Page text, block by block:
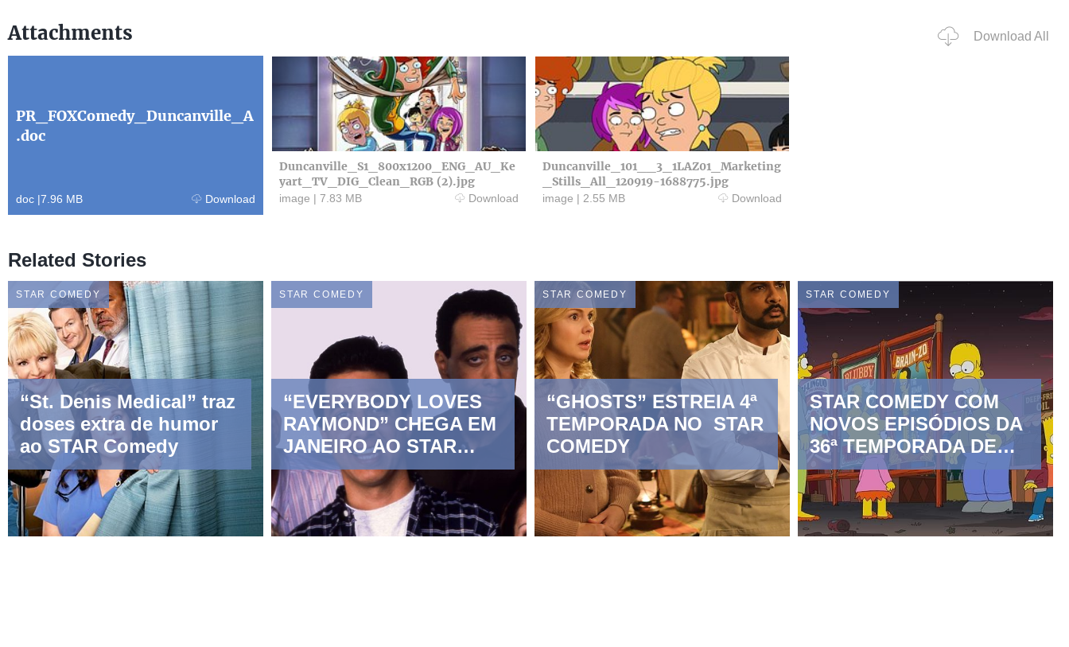
Attachments Download All
PR_FOXComedy_Duncanville_A
.doc
doc |7.96 MB Download
Duncanville_S1_800x1200_ENG_AU_Ke
yart_TV_DIG_Clean_RGB (2).jpg
image | 7.83 MB Download
Duncanville_101__3_1LAZ01_Marketing
_Stills_All_120919-1688775.jpg
image | 2.55 MB Download
Related Stories
STAR COMEDY
“St. Denis Medical” traz
doses extra de humor
ao STAR Comedy
STAR COMEDY
“EVERYBODY LOVES
RAYMOND” CHEGA EM
JANEIRO AO STAR
COMEDY
STAR COMEDY
“GHOSTS” ESTREIA 4ª
TEMPORADA NO STAR
COMEDY
STAR COMEDY
STAR COMEDY COM
NOVOS EPISÓDIOS DA
36ª TEMPORADA DE
“OS SIMPSONS”